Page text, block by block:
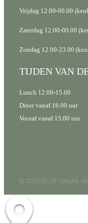
Vrijdag 12.00-00.00
Zaterdag 12.00-00.00
Zondag 12.00-23.00
TIJDEN VAN
Lunch 12.00-15.00
Diner vanaf 16.00 uur
Vooraf vanaf 15.00 uur
© 2026 OLIJF Sittard.